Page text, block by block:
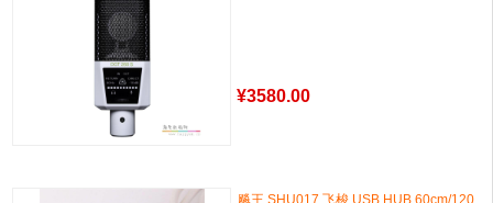
¥3580.00
飚王 SHU017 飞梭 USB HUB 60cm/120